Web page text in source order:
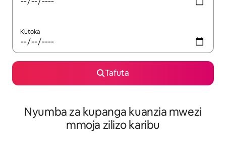
Kutoka
Tafuta
Nyumba za kupanga kuanzia mwezi
mmoja zilizo karibu